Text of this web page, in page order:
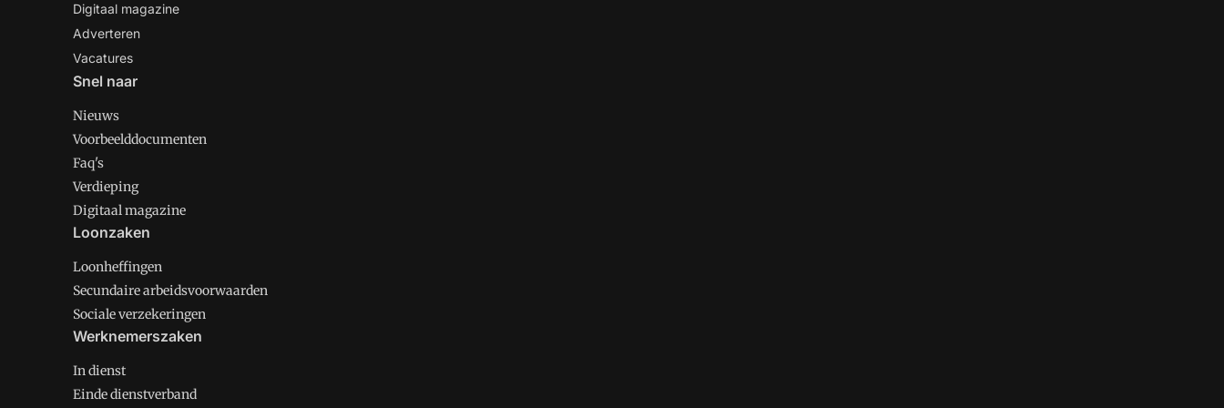
Digitaal magazine
Adverteren
Vacatures
Snel naar
Nieuws
Voorbeelddocumenten
Faq's
Verdieping
Digitaal magazine
Loonzaken
Loonheffingen
Secundaire arbeidsvoorwaarden
Sociale verzekeringen
Werknemerszaken
In dienst
Einde dienstverband